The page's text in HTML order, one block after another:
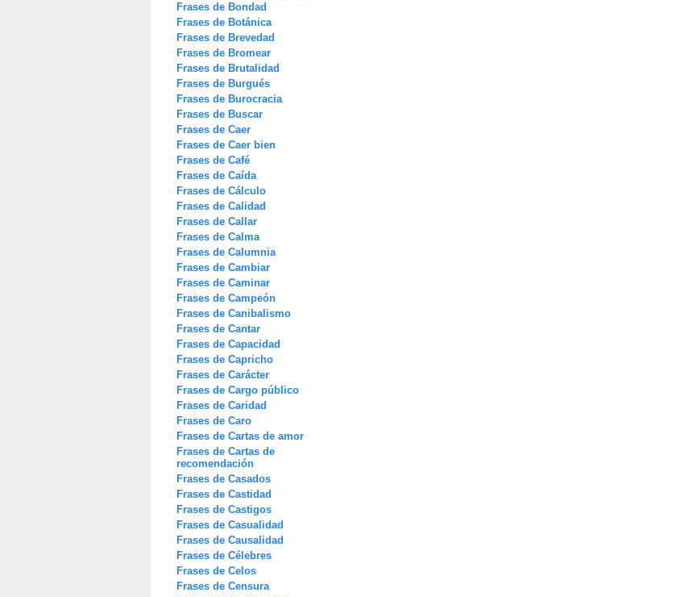
Frases de Bondad
Frases de Botánica
Frases de Brevedad
Frases de Bromear
Frases de Brutalidad
Frases de Burgués
Frases de Burocracia
Frases de Buscar
Frases de Caer
Frases de Caer bien
Frases de Café
Frases de Caída
Frases de Cálculo
Frases de Calidad
Frases de Callar
Frases de Calma
Frases de Calumnia
Frases de Cambiar
Frases de Caminar
Frases de Campeón
Frases de Canibalismo
Frases de Cantar
Frases de Capacidad
Frases de Capricho
Frases de Carácter
Frases de Cargo público
Frases de Caridad
Frases de Caro
Frases de Cartas de amor
Frases de Cartas de
recomendación
Frases de Casados
Frases de Castidad
Frases de Castigos
Frases de Casualidad
Frases de Causalidad
Frases de Célebres
Frases de Celos
Frases de Censura